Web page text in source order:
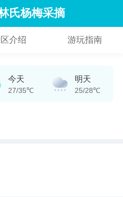
氏杨梅采摘
介绍 游玩指南
今天
27/35℃
明天
25/28℃